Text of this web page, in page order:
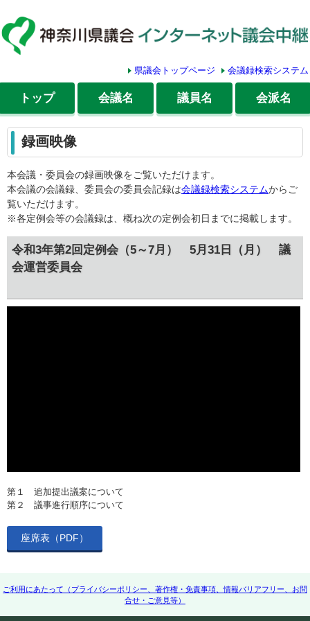
県議会トップページ 会議録検索システム
トップ 会議名 議員名 会派名
録画映像
本会議・委員会の録画映像をご覧いただけます。
本会議の会議録、委員会の委員会記録は会議録検索システムからご
覧いただけます。
※各定例会等の会議録は、概ね次の定例会初日までに掲載します。
令和3年第2回定例会（5～7月） 5月31日（月） 議
会運営委員会
第１ 追加提出議案について
第２ 議事進行順序について
座席表（PDF）
ご利用にあたって（プライバシーポリシー、著作権・免責事項、情報バリアフリー、お問
合せ・ご意見等）